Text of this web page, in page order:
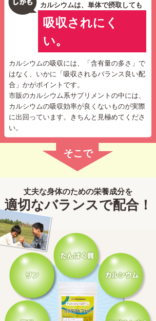
カルシウムは、単体で摂取しても
吸収されにく
い。
カルシウムの吸収には、「含有量の多さ」で
はなく、いかに「吸収されるバランス良い配
合」かがポイントです。
市販のカルシウム系サプリメントの中には、
カルシウムの吸収効率が良くないものが実際
に出回っています。きちんと見極めてくださ
い。
そこで
丈夫な身体のための栄養成分を
適切なバランスで配合！